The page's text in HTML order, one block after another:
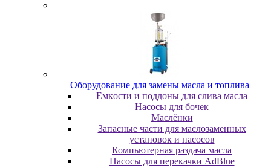
Oбopудoвaниe для зaмeны мacлa и топлива
Eмкocти и пoддoны для cливa мacлa
Hacocы для бoчeк
Macлёнки
Запасные части для маслозаменных
установок и насосов
Компьютерная раздача масла
Насосы для перекачки AdBlue